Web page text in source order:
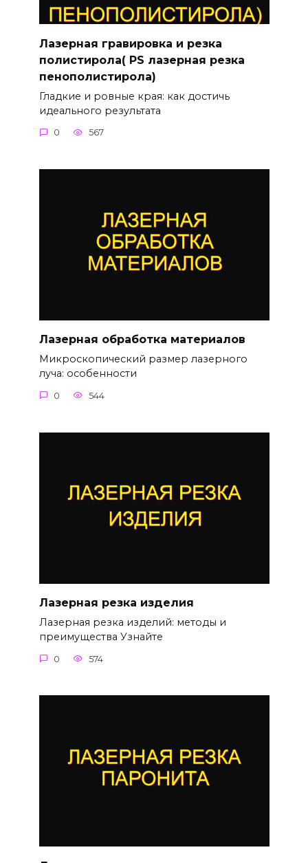
Лазерная гравировка и резка
полистирола( PS лазерная резка
пенополистирола)
Гладкие и ровные края: как достичь
идеального результата
0 567
Лазерная обработка материалов
Микроскопический размер лазерного
луча: особенности
0 544
Лазерная резка изделия
Лазерная резка изделий: методы и
преимущества Узнайте
0 574